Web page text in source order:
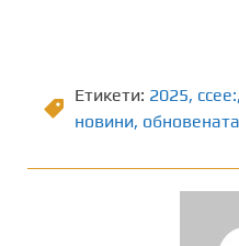
Етикети: 2025, ccee:,
новини, обновената